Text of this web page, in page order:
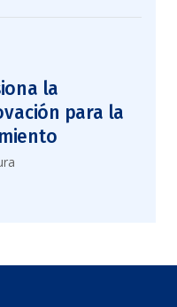
la
para la